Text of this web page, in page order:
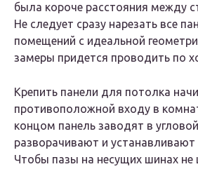
была короче расстояния между
Не следует сразу нарезать все
помещений с идеальной
замеры придется проводить по
Крепить панели для потолка
противоположной входу в
концом панель заводят в
разворачивают и устанавливают
Чтобы пазы на несущих шинах не